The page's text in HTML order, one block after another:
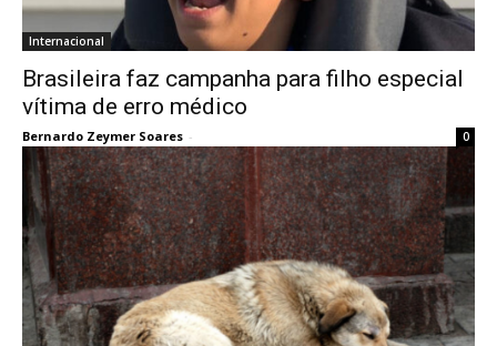
Internacional
Brasileira faz campanha para filho especial
vítima de erro médico
Bernardo Zeymer Soares - 0